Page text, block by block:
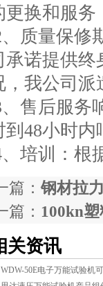
更换和服务
质量保修
承诺提供终
，我公司派
售后服务
到48小时
培训：根
篇： 钢材拉
篇： 100kn
关资讯